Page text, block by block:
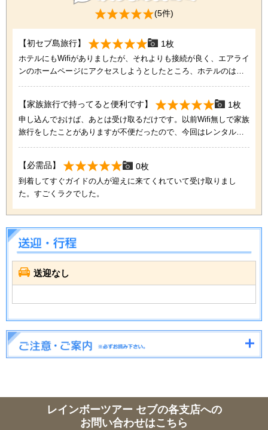
(5件)
【初セブ島旅行】 1枚
ホテルにもWifiがありましたが、それよりも接続が良く、エアライ
ンのホームページにアクセスしようとしたところ、ホテルのは時
た。ホテルは、マクタンでした。
【家族旅行で持ってると便利です】 1枚
申し込んでおけば、あとは受け取るだけです。以前Wifi無しで家族
旅行をしたことがありますが不便だったので、今回はレンタルし
【必需品】 0枚
到着してすぐガイドの人が迎えに来てくれていて受け取りまし
た。すごくラクでした。
送迎なし
レインボーツアー セブの各支店への
お問い合わせはこちら